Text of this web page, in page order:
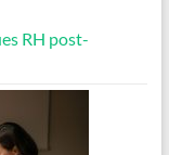
RH post-